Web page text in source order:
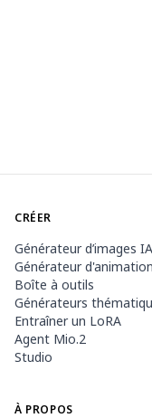
CRÉER
Générateur d’images IA
Générateur
Boîte à outils
Générateurs
Entraîner un LoRA
Agent Mio.2
Studio
À PROPOS